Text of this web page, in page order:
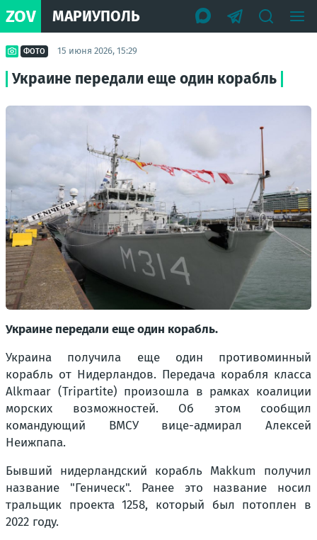
ZOV МАРИУПОЛЬ
ФОТО 15 июня 2026, 15:29
Украине передали еще один корабль
Украине передали еще один корабль.
Украина получила еще один противоминный
корабль от Нидерландов. Передача корабля класса
Alkmaar (Tripartite) произошла в рамках коалиции
морских возможностей. Об этом сообщил
командующий ВМСУ вице-адмирал Алексей
Неижпапа.
Бывший нидерландский корабль Makkum получил
название "Геническ". Ранее это название носил
тральщик проекта 1258, который был потоплен в
2022 году.